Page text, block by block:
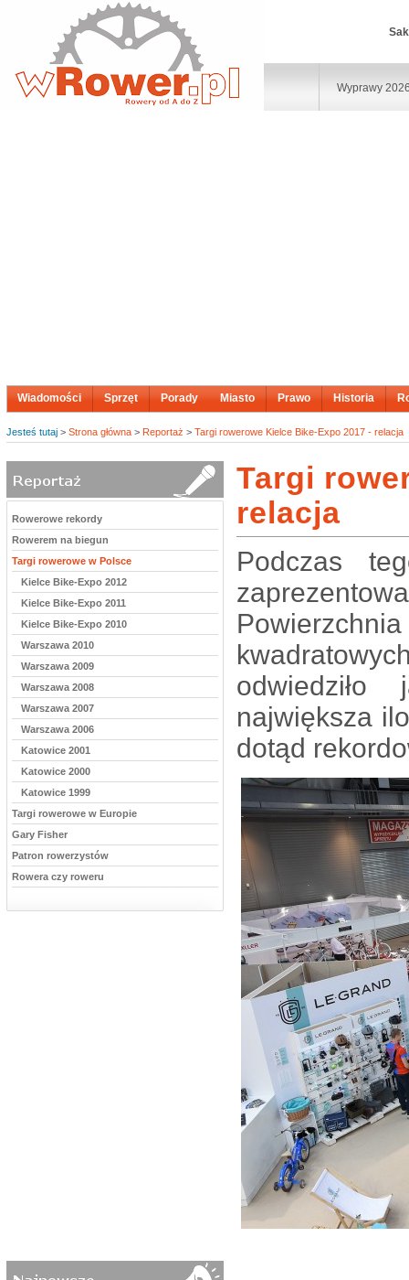
Wyprawy
Wiadomości Sprzęt Porady Miasto Prawo Historia
Jesteś tutaj > Strona główna > Reportaż > Targi rowerowe Kielce Bike-Expo 2017 - relacja
Rowerowe rekordy
Rowerem na biegun
Targi rowerowe w Polsce
Kielce Bike-Expo 2012
Kielce Bike-Expo 2011
Kielce Bike-Expo 2010
Warszawa 2010
Warszawa 2009
Warszawa 2008
Warszawa 2007
Warszawa 2006
Katowice 2001
Katowice 2000
Katowice 1999
Targi rowerowe w Europie
Gary Fisher
Patron rowerzystów
Rowera czy roweru
Targi
relacja
Podczas
największa
dotąd